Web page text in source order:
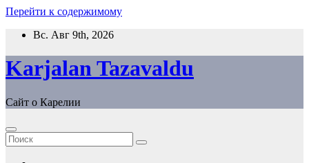
Перейти к содержимому
Вс. Авг 9th, 2026
Karjalan Tazavaldu
Сайт о Карелии